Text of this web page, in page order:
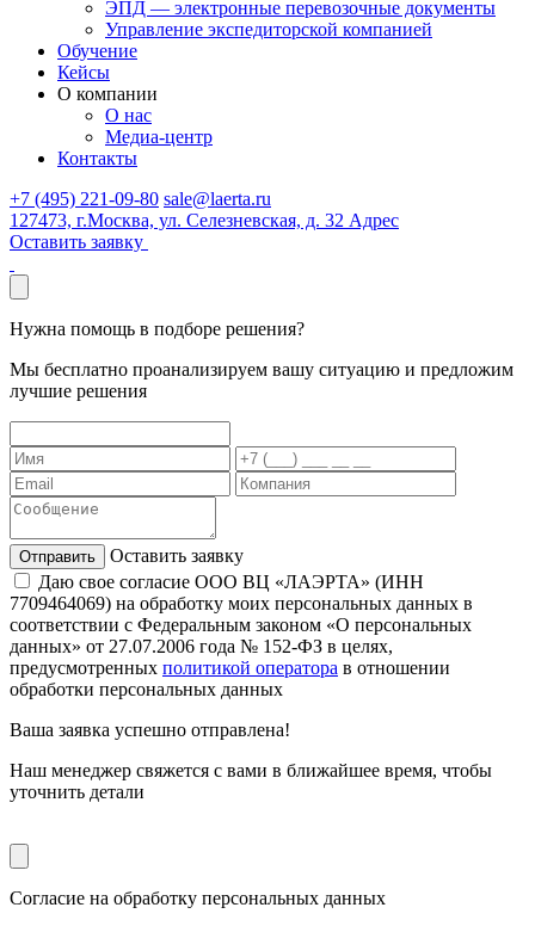
ЭПД — электронные перевозочные документы
Управление экспедиторской компанией
Обучение
Кейсы
О компании
О нас
Медиа-центр
Контакты
+7 (495) 221-09-80 sale@laerta.ru
127473, г.Москва, ул. Селезневская, д. 32 Адрес
Оставить заявку
Нужна помощь в подборе решения?
Мы бесплатно проанализируем вашу ситуацию и предложим
лучшие решения
Оставить заявку
Даю свое согласие ООО ВЦ «ЛАЭРТА» (ИНН
7709464069) на обработку моих персональных данных в
соответствии с Федеральным законом «О персональных
данных» от 27.07.2006 года № 152-ФЗ в целях,
предусмотренных политикой оператора в отношении
обработки персональных данных
Ваша заявка успешно отправлена!
Наш менеджер свяжется с вами в ближайшее время, чтобы
уточнить детали
Согласие на обработку персональных данных